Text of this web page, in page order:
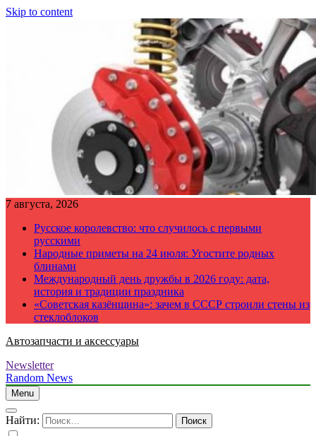
Skip to content
7 августа, 2026
Русское королевство: что случилось с первыми
русскими
Народные приметы на 24 июля: Угостите родных
блинами
Международный день дружбы в 2026 году: дата,
история и традиции праздника
«Советская казёнщина»: зачем в СССР строили стены из
стеклоблоков
Автозапчасти и аксессуары
Newsletter
Random News
Menu
Найти: